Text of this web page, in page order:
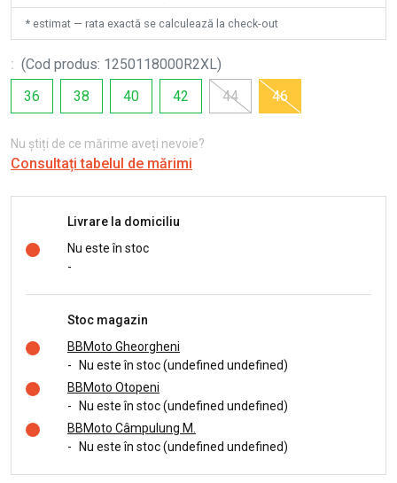
* estimat — rata exactă se calculează la check-out
: (Cod produs: 1250118000R2XL)
36
38 40 42 44 46
Nu știți de ce mărime aveți nevoie?
Consultați tabelul de mărimi
Livrare la domiciliu
Nu este în stoc
-
Stoc magazin
BBMoto Gheorgheni
-
Nu este în stoc (undefined undefined)
BBMoto Otopeni
-
Nu este în stoc (undefined undefined)
BBMoto Câmpulung M.
-
Nu este în stoc (undefined undefined)